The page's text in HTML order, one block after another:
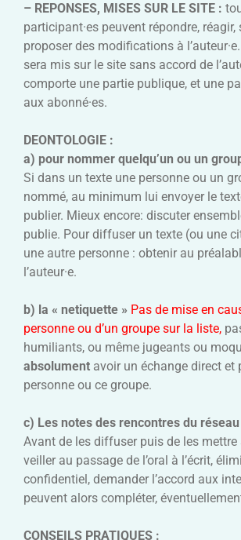
– REPONSES, MISES SUR LE SITE :
participant·es peuvent répondre, réagir,
proposer des modifications à
sera mis sur le site sans accord de
comporte une partie publique, et une
aux abonné·es.
DEONTOLOGIE :
a) pour nommer quelqu’un ou un
Si dans un texte une personne ou un
nommé, au minimum lui envoyer le
publier. Mieux encore: discuter
publie. Pour diffuser un texte (ou une
une autre personne : obtenir au
l’auteur·e.
b) la « netiquette » Pas de mise en
personne ou d’un groupe sur la liste,
humiliants, ou même jugeants ou
absolument avoir un échange direct et
personne ou ce groupe.
c) Les notes des rencontres du réseau
Avant de les diffuser puis de les mettre
veiller au passage de l’oral à l’écrit,
confidentiel, demander l’accord aux
peuvent alors compléter,
CONSEILS PRATIQUES :